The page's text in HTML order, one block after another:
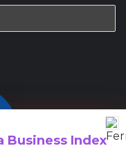
Business Index